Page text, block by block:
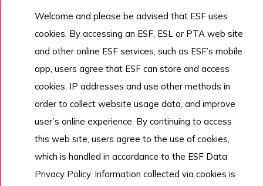
Welcome and please be advised that ESF uses
cookies. By accessing an ESF, ESL or PTA web site
and other online ESF services, such as ESF’s mobile
app, users agree that ESF can store and access
cookies, IP addresses and use other methods in
order to collect website usage data, and improve
user’s online experience. By continuing to access
this web site, users agree to the use of cookies,
which is handled in accordance to the ESF Data
Privacy Policy. Information collected via cookies is